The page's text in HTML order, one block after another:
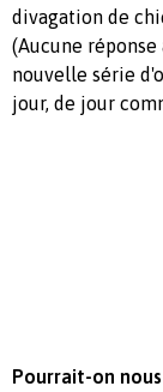
divagation de
(Aucune
nouvelle série
jour, de jour
Pourrait-on